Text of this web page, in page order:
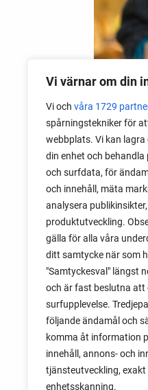
Vi värnar om din
Vi och våra 1729
spårningstekniker för
webbplats. Vi kan
din enhet och
och surfdata, för
och innehåll, mäta
analysera
produktutveckling.
gälla för alla våra
ditt samtycke när som
"Samtyckesval" längst
och är fast beslutna att
surfupplevelse.
följande ändamål och
komma åt information
innehåll, annons- och
tjänsteutveckling,
enhetsskanning.
08
Kan
Ingen
Här
med